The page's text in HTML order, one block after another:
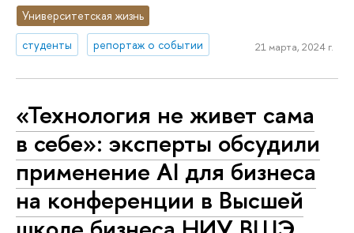
Университетская жизнь
студенты
репортаж о событии 21 марта, 2024 г.
«Технология не живет сама
в себе»: эксперты обсудили
применение AI для бизнеса
на конференции в Высшей